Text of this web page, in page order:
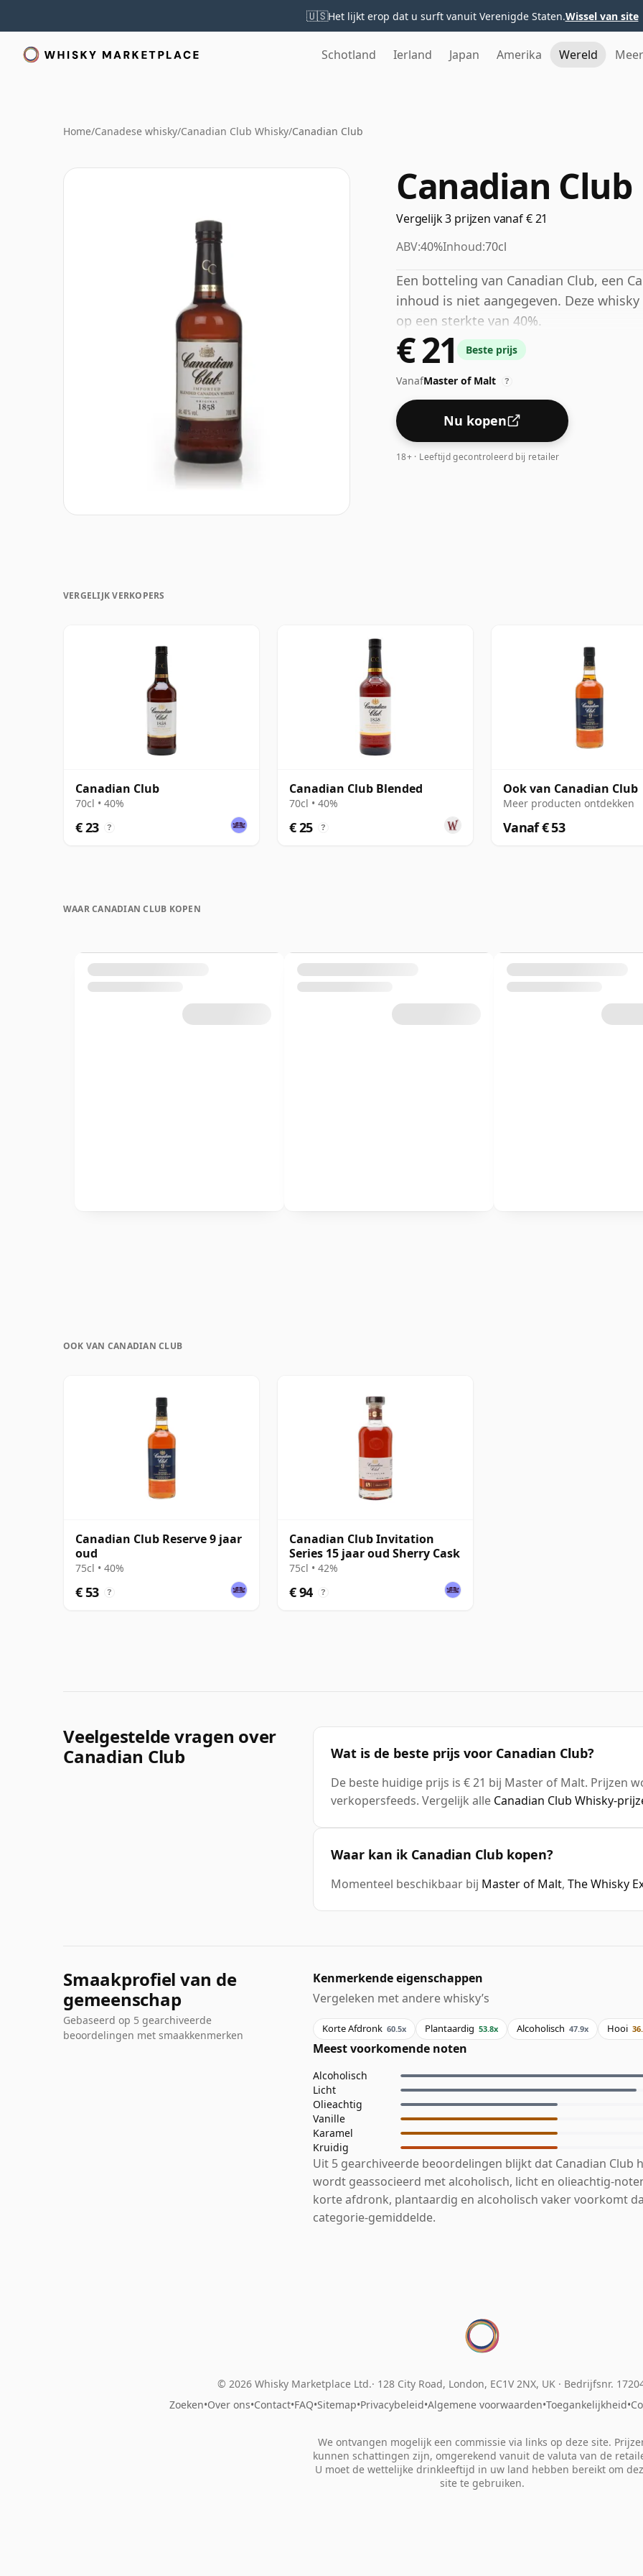
🇺🇸Het lijkt erop dat u surft vanuit Verenigde Staten.Wissel van site
Schotland Ierland Japan Amerika Wereld Meer
Home/Canadese whisky/Canadian Club Whisky/Canadian Club
Canadian Club
Vergelijk 3 prijzen vanaf € 21
ABV:40%Inhoud:70cl
Een botteling van Canadian Club, een
inhoud is niet aangegeven. Deze
op een sterkte van 40%.
€ 21 Beste prijs
VanafMaster of Malt ?
Nu kopen
18+ · Leeftijd gecontroleerd bij retailer
VERGELIJK VERKOPERS
Canadian Club
70cl • 40%
€ 23 ?
Canadian Club Blended
70cl • 40%
€ 25 ?
Ook van Canadian Club
Meer producten ontdekken
Vanaf € 53
WAAR CANADIAN CLUB KOPEN
OOK VAN CANADIAN CLUB
Canadian Club Reserve 9 jaar
oud
75cl • 40%
€ 53 ?
Canadian Club Invitation
Series 15 jaar oud Sherry Cask
75cl • 42%
€ 94 ?
Veelgestelde vragen over
Canadian Club
Wat is de beste prijs voor Canadian Club?
De beste huidige prijs is € 21 bij Master of Malt. Prijzen
verkopersfeeds. Vergelijk alle Canadian Club Whisky-
Waar kan ik Canadian Club kopen?
Momenteel beschikbaar bij Master of Malt, The Whisky
Smaakprofiel van de
gemeenschap
Gebaseerd op 5 gearchiveerde
beoordelingen met smaakkenmerken
Kenmerkende eigenschappen
Vergeleken met andere whisky’s
Korte Afdronk 60.5x Plantaardig 53.8x Alcoholisch 47.9x Hooi
Meest voorkomende noten
Alcoholisch
Licht
Olieachtig
Vanille
Karamel
Kruidig
Uit 5 gearchiveerde beoordelingen blijkt dat Canadian Club
wordt geassocieerd met alcoholisch, licht en olieachtig-
korte afdronk, plantaardig en alcoholisch vaker voorkomt
categorie-gemiddelde.
© 2026 Whisky Marketplace Ltd. 128 City Road, London, EC1V 2NX, UK · Bedrijfsnr.
Zoeken•Over ons•Contact•FAQ•Sitemap•Privacybeleid•Algemene voorwaarden•Toegankelijkheid•
We ontvangen mogelijk een commissie via links op deze site.
kunnen schattingen zijn, omgerekend vanuit de valuta van de
U moet de wettelijke drinkleeftijd in uw land hebben bereikt om
site te gebruiken.